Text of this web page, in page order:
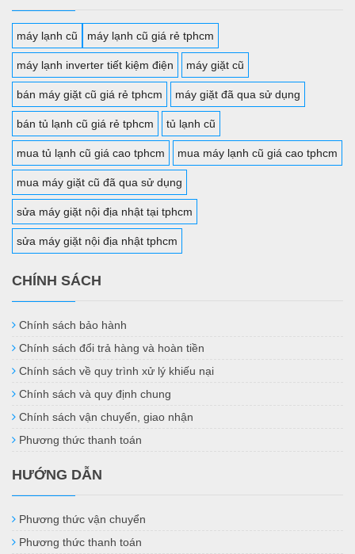
máy lạnh cũ máy lạnh cũ giá rẻ tphcm
máy lạnh inverter tiết kiệm điện máy giặt cũ
bán máy giặt cũ giá rẻ tphcm máy giặt đã qua sử dụng
bán tủ lạnh cũ giá rẻ tphcm tủ lạnh cũ
mua tủ lạnh cũ giá cao tphcm mua máy lạnh cũ giá cao tphcm
mua máy giặt cũ đã qua sử dụng
sửa máy giặt nội địa nhật tại tphcm
sửa máy giặt nội địa nhật tphcm
CHÍNH SÁCH
Chính sách bảo hành
Chính sách đổi trả hàng và hoàn tiền
Chính sách về quy trình xử lý khiếu nại
Chính sách và quy định chung
Chính sách vận chuyển, giao nhận
Phương thức thanh toán
HƯỚNG DẪN
Phương thức vận chuyển
Phương thức thanh toán